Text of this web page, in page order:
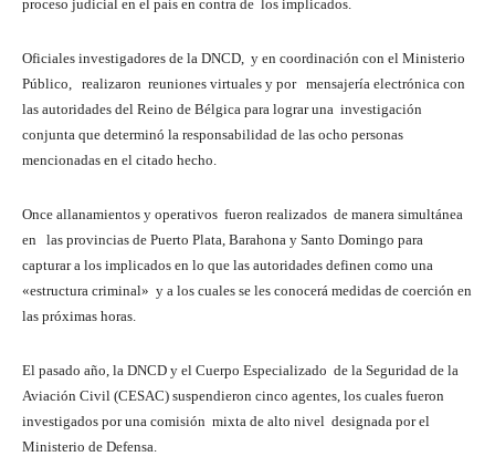
proceso judicial en el país en contra de los implicados.
Oficiales investigadores de la DNCD, y en coordinación con el Ministerio
Público, realizaron reuniones virtuales y por mensajería electrónica con
las autoridades del Reino de Bélgica para lograr una investigación
conjunta que determinó la responsabilidad de las ocho personas
mencionadas en el citado hecho.
Once allanamientos y operativos fueron realizados de manera simultánea
en las provincias de Puerto Plata, Barahona y Santo Domingo para
capturar a los implicados en lo que las autoridades definen como una
«estructura criminal» y a los cuales se les conocerá medidas de coerción en
las próximas horas.
El pasado año, la DNCD y el Cuerpo Especializado de la Seguridad de la
Aviación Civil (CESAC) suspendieron cinco agentes, los cuales fueron
investigados por una comisión mixta de alto nivel designada por el
Ministerio de Defensa.